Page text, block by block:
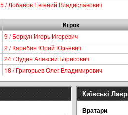
5 / Лобанов Евгений Владиславович
Игрок
9 / Боркун Игорь Игоревич
2 / Каребин Юрий Юрьевич
24 / Зудин Алексей Борисович
18 / Григорьев Олег Владимирович
Київськi
Вратари